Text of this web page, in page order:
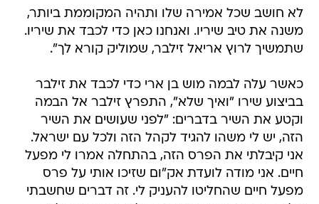
לא חושב שכל אמירה שלו ותהיה המקוממת ביותר,
משנה את טיב שיריו. ואנחנו כאן כדי לכבד את שיריו.
שתמשיך לרוץ אריאל זילבר, שמוליק קורא לך".
כאשר עלה לבמה מוש בן ארי כדי לכבד את זילבר
בביצוע שירו "ואיך שלא", התפרץ זילבר אל הבמה
וקטע את השיר בדברים: "לפני שעושים את השיר
הזה, יש לי משהו להגיד לקהל הזה ולכל עם ישראל.
אני קיבלתי את הפרס הזה, בהתחלה אמרו לי מפעל
חיים. אני מודה לועדת אק"ום שזיכו אותי על פרס
מפעל חיים שהחליטו להעניק לי. זה דברים שחשבתי